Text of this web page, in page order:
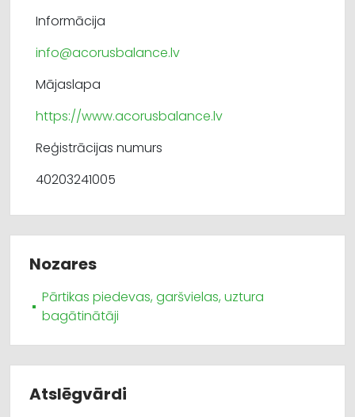
Informācija
info@acorusbalance.lv
Mājaslapa
https://www.acorusbalance.lv
Reģistrācijas numurs
40203241005
Nozares
Pārtikas piedevas, garšvielas, uztura
bagātinātāji
Atslēgvārdi